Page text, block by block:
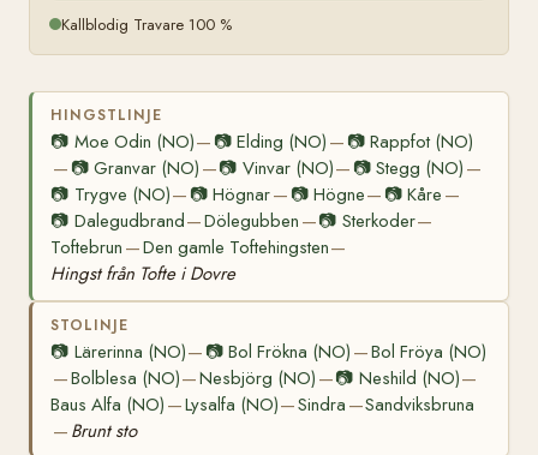
Kallblodig Travare 100 %
HINGSTLINJE
📷 Moe Odin (NO)— 📷Elding (NO) — 📷 Rappfot (NO)
— 📷Granvar (NO) —📷 Vinvar (NO)— 📷Stegg (NO) —
📷 Trygve (NO)— 📷Högnar— 📷 Högne— 📷 Kåre —
📷 Dalegudbrand—Dölegubben —📷 Sterkoder—
Toftebrun —Den gamle Toftehingsten—
Hingst från Tofte i Dovre
STOLINJE
📷 Lärerinna (NO)— 📷Bol Frökna (NO) —Bol Fröya (NO)
—Bolblesa (NO)—Nesbjörg (NO) —📷 Neshild (NO)—
Baus Alfa (NO) —Lysalfa (NO)—Sindra —Sandviksbruna
— Brunt sto